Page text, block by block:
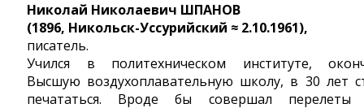
Николай Николаевич ШПАНОВ
(1896, Никольск-Уссурийский ≈ 2.10.1961),
писатель.
Учился в политехническом институте,
Высшую воздухоплавательную школу, в 30 лет
печататься. Вроде бы совершал перелеты